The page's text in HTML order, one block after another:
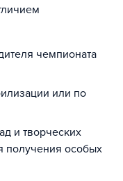
чемпионата
или по
и творческих
получения особых